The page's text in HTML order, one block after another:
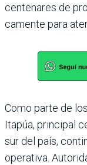
centenares de
camente para
Como parte de
Itapúa, principal
sur del país,
operativa.